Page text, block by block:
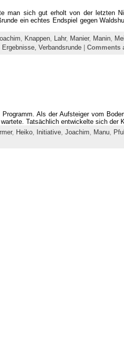
man sich gut erholt von der letzten
ein echtes Endspiel gegen
, Knappen, Lahr, Manier, Manin,
Ergebnisse, Verbandsrunde| Comments
Als der Aufsteiger vom
Tatsächlich entwickelte sich
, Heiko, Initiative, Joachim, Manu,